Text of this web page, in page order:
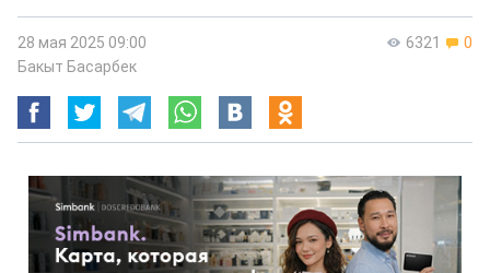
6321 0
28 мая 2025 09:00
Бакыт Басарбек